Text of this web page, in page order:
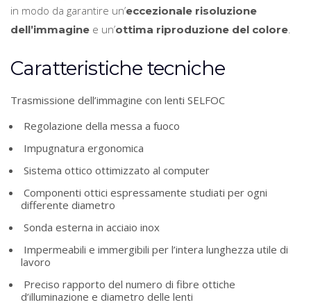
in modo da garantire un’eccezionale risoluzione
dell’immagine e un’ottima riproduzione del colore
Caratteristiche tecniche
Trasmissione dell’immagine con lenti SELFOC
Regolazione della messa a fuoco
Impugnatura ergonomica
Sistema ottico ottimizzato al computer
Componenti ottici espressamente studiati per ogni
differente diametro
Sonda esterna in acciaio inox
Impermeabili e immergibili per l’intera lunghezza utile di
lavoro
Preciso rapporto del numero di fibre ottiche
d’illuminazione e diametro delle lenti